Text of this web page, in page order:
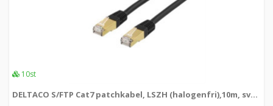
10st
DELTACO S/FTP Cat7 patchkabel, LSZH (halogenfri),10m, svart